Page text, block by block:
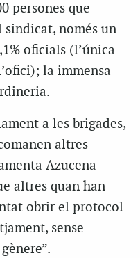
persones que
sindicat, només un
oficials (l’única
la immensa
a les brigades,
altres
Azucena
altres quan han
obrir el protocol
sense